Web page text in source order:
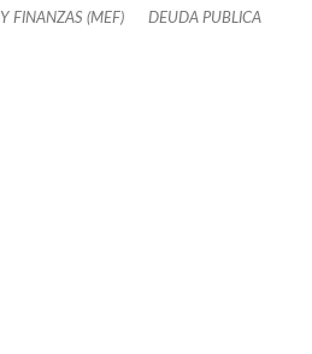
FINANZAS (MEF) DEUDA PUBLICA